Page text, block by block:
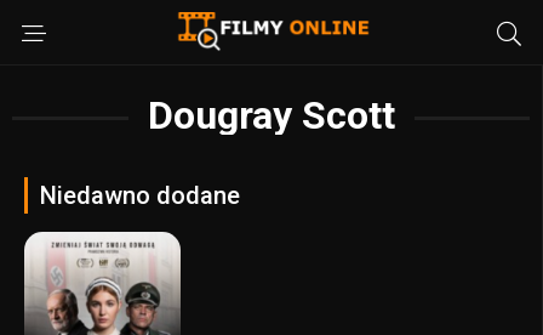
Dougray Scott
Niedawno dodane